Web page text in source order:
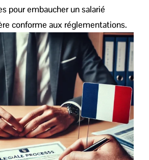
pour embaucher un salarié
conforme aux réglementations.